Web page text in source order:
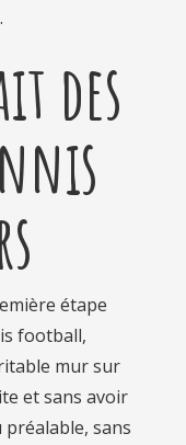
des
étape
football,
mur sur
et sans avoir
préalable, sans